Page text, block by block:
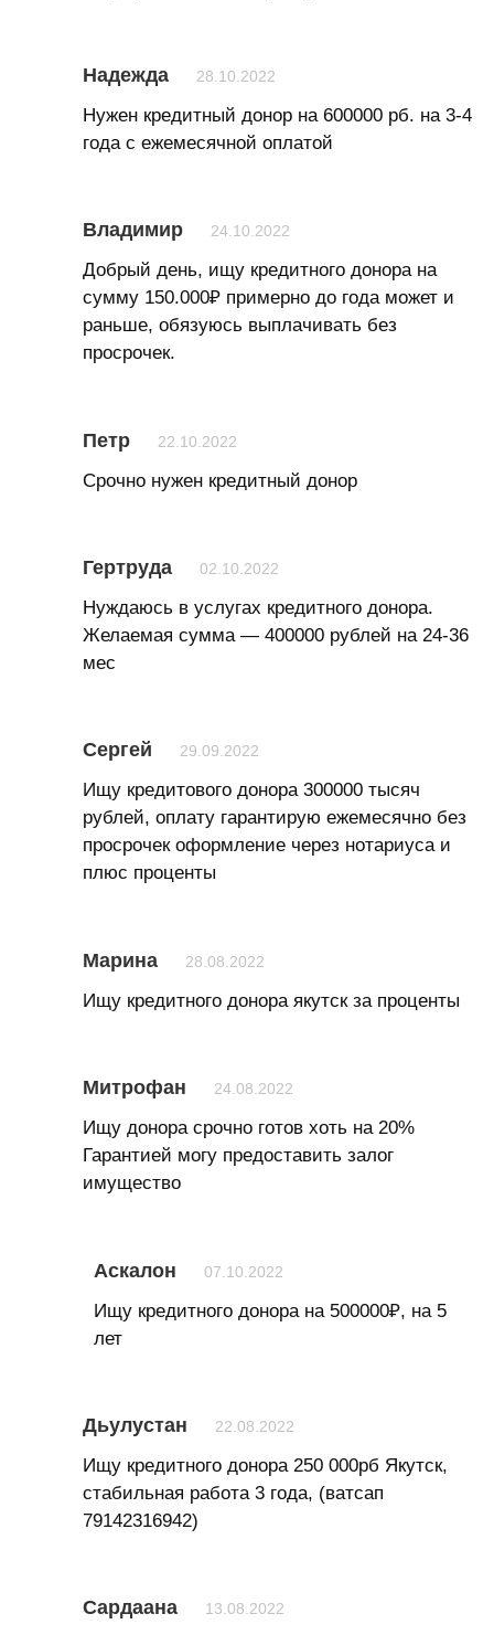
Надежда 28.10.2022
Нужен кредитный донор на 600000 рб. на 3-4
года с ежемесячной оплатой
Владимир 24.10.2022
Добрый день, ищу кредитного донора на
сумму 150.000₽ примерно до года может и
раньше, обязуюсь выплачивать без
просрочек.
Петр 22.10.2022
Срочно нужен кредитный донор
Гертруда 02.10.2022
Нуждаюсь в услугах кредитного донора.
Желаемая сумма — 400000 рублей на 24-36
мес
Сергей 29.09.2022
Ищу кредитового донора 300000 тысяч
рублей, оплату гарантирую ежемесячно без
просрочек оформление через нотариуса и
плюс проценты
Марина 28.08.2022
Ищу кредитного донора якутск за проценты
Митрофан 24.08.2022
Ищу донора срочно готов хоть на 20%
Гарантией могу предоставить залог
имущество
Аскалон 07.10.2022
Ищу кредитного донора на 500000₽, на 5
лет
Дьулустан 22.08.2022
Ищу кредитного донора 250 000рб Якутск,
стабильная работа 3 года, (ватсап
79142316942)
Сардаана 13.08.2022